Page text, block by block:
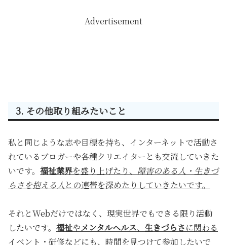
Advertisement
3. その他取り組みたいこと
私と同じような志や目標を持ち、インターネットで活動さ
れているブロガーや各種クリエイターとも交流していきた
いです。 福祉業界を盛り上げたり、 障害のある人・生きづ
らさを抱える人との連帯を深めたりしていきたいです。
それとWebだけではなく、現実世界でもできる限り活動
したいです。 福祉やメンタルヘルス、 生きづらさに関わる
イベント・研修などにも、時間を見つけて参加したいで